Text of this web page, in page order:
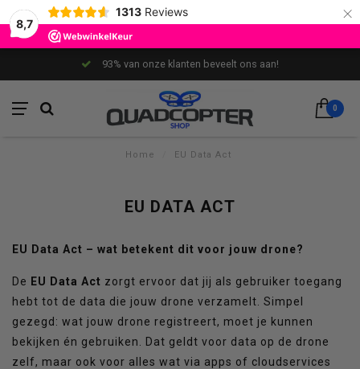
8,7
1313 Reviews ×
93% van onze klanten beveelt ons aan!
0
Home EU Data Act
EU DATA ACT
EU Data Act – wat betekent dit voor jouw drone?
De EU Data Act zorgt ervoor dat jij als gebruiker toegang
hebt tot de data die jouw drone verzamelt. Simpel
gezegd: wat jouw drone registreert, moet je kunnen
bekijken én gebruiken. Dat geldt voor data op de drone
zelf, maar ook voor alles wat via apps of cloudservices